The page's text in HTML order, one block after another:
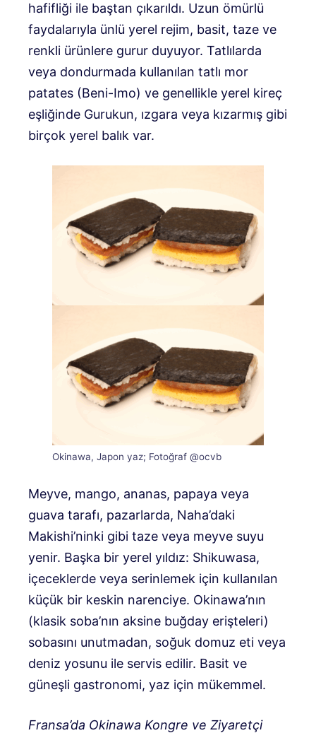
hafifliği ile baştan çıkarıldı. Uzun ömürlü
faydalarıyla ünlü yerel rejim, basit, taze ve
renkli ürünlere gurur duyuyor. Tatlılarda
veya dondurmada kullanılan tatlı mor
patates (Beni-Imo) ve genellikle yerel kireç
eşliğinde Gurukun, ızgara veya kızarmış gibi
birçok yerel balık var.
Okinawa, Japon yaz; Fotoğraf @ocvb
Meyve, mango, ananas, papaya veya
guava tarafı, pazarlarda, Naha’daki
Makishi’ninki gibi taze veya meyve suyu
yenir. Başka bir yerel yıldız: Shikuwasa,
içeceklerde veya serinlemek için kullanılan
küçük bir keskin narenciye. Okinawa’nın
(klasik soba’nın aksine buğday erişteleri)
sobasını unutmadan, soğuk domuz eti veya
deniz yosunu ile servis edilir. Basit ve
güneşli gastronomi, yaz için mükemmel.
Fransa’da Okinawa Kongre ve Ziyaretçi